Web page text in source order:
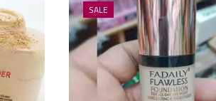
SALE